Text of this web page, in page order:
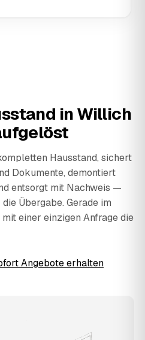
in Willich
Hausstand, sichert
Dokumente, demontiert
entsorgt mit Nachweis —
Übergabe. Gerade im
einer einzigen Anfrage die
Angebote erhalten